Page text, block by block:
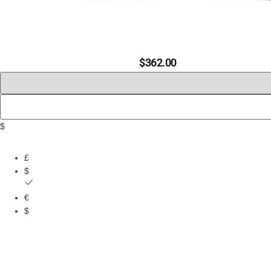
$362.00
$
£
$
€
$